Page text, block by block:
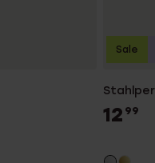
12 99
Sale